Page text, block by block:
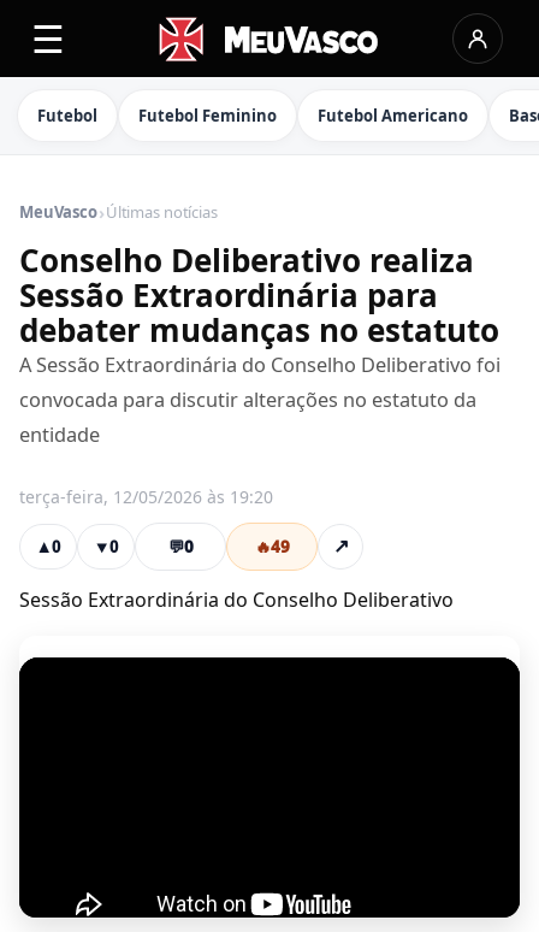
☰
Futebol Futebol Feminino Futebol Americano
MeuVasco›Últimas notícias
Conselho Deliberativo realiza
Sessão Extraordinária para
debater mudanças no estatuto
A Sessão Extraordinária do Conselho Deliberativo foi
convocada para discutir alterações no estatuto da
entidade
terça-feira, 12/05/2026 às 19:20
▲0 ▼0 💬0 🔥49 ↗
Sessão Extraordinária do Conselho Deliberativo